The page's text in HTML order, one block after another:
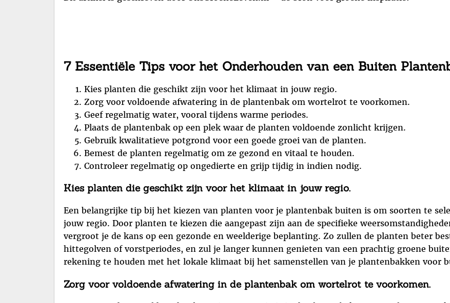
7 Essentiële Tips voor het Onderhouden van een Buiten
Kies planten die geschikt zijn voor het klimaat in jouw regio.
Zorg voor voldoende afwatering in de plantenbak om wortelrot te voorkomen.
Geef regelmatig water, vooral tijdens warme periodes.
Plaats de plantenbak op een plek waar de planten voldoende zonlicht krijgen.
Gebruik kwalitatieve potgrond voor een goede groei van de planten.
Bemest de planten regelmatig om ze gezond en vitaal te houden.
Controleer regelmatig op ongedierte en grijp tijdig in indien nodig.
Kies planten die geschikt zijn voor het klimaat in jouw regio.
Een belangrijke tip bij het kiezen van planten voor je plantenbak buiten is om soorten te
jouw regio. Door planten te kiezen die aangepast zijn aan de specifieke
vergroot je de kans op een gezonde en weelderige beplanting. Zo zullen de planten beter
hittegolven of vorstperiodes, en zul je langer kunnen genieten van een prachtig groene
rekening te houden met het lokale klimaat bij het samenstellen van je plantenbakken voor
Zorg voor voldoende afwatering in de plantenbak om wortelrot te voorkomen.